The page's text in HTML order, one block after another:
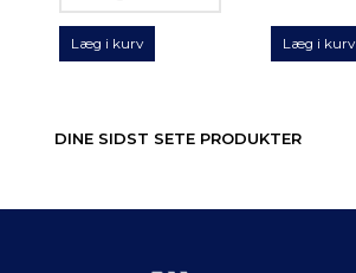
Læg i kurv Læg i kurv
DINE SIDST SETE PRODUKTER